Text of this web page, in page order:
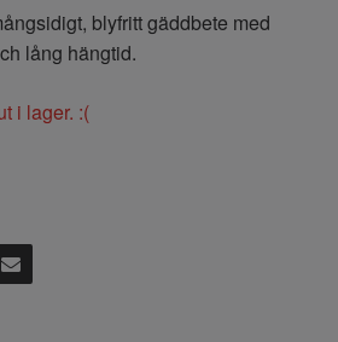
blyfritt gäddbete med
lång hängtid.
i lager. :(